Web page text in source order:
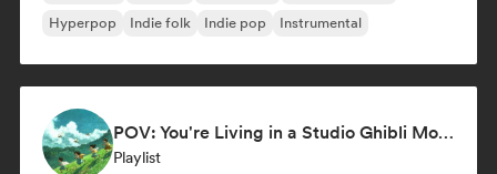
Hyperpop
Indie folk Indie pop Instrumental
POV: You're Living in a Studio Ghibli Movie 🌱 Neo-Classical Piano & Dream Pop
Playlist